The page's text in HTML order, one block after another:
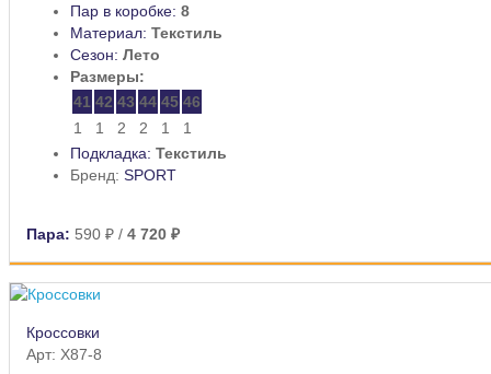
Пар в коробке: 8
Материал: Текстиль
Сезон: Лето
Размеры:
41 42 43 44 45 46
1
1 2 2 1
1
Подкладка: Текстиль
Бренд: SPORT
Пара: 590 ₽ / 4 720 ₽
Кроссовки
Арт: X87-8